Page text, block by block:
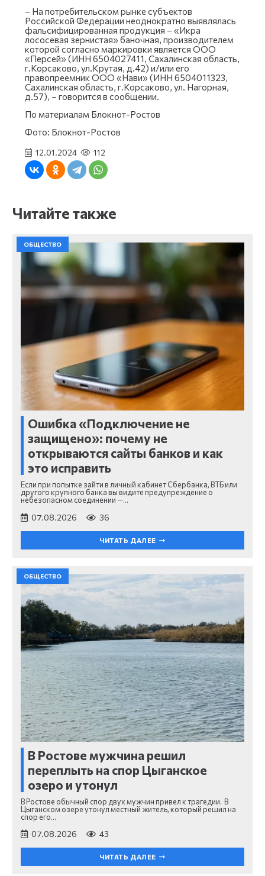
– На потребительском рынке субъектов
Российской Федерации неоднократно выявлялась
фальсифицированная продукция – «Икра
лососевая зернистая» баночная, производителем
которой согласно маркировки является ООО
«Персей» (ИНН 6504027411, Сахалинская область,
г.Корсаково, ул.Крутая, д.42) и/или его
правопреемник ООО «Нави» (ИНН 6504011323,
Сахалинская область, г.Корсаково, ул. Нагорная,
д.57), – говорится в сообщении.
По материалам Блокнот-Ростов
Фото: Блокнот-Ростов
12.01.2024 112
Читайте также
ОБЩЕСТВО
Ошибка «Подключение не
защищено»: почему не
открываются сайты банков и как
это исправить
Если при попытке зайти в личный кабинет Сбербанка, ВТБ или
другого крупного банка вы видите предупреждение о
небезопасном соединении —…
07.08.2026 36
ЧИТАТЬ ДАЛЕЕ
ОБЩЕСТВО
В Ростове мужчина решил
переплыть на спор Цыганское
озеро и утонул
В Ростове обычный спор двух мужчин привел к трагедии. В
Цыганском озере утонул местный житель, который решил на
спор его…
07.08.2026 43
ЧИТАТЬ ДАЛЕЕ